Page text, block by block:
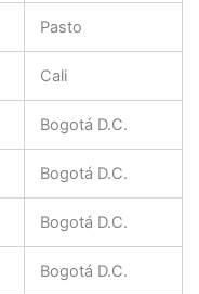
Pasto
Cali
Bogotá D.C.
Bogotá D.C.
Bogotá D.C.
Bogotá D.C.